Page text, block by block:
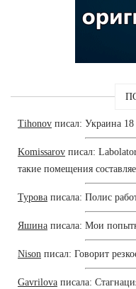
Tihonov писал: Украина
Komissarov писал:
такие помещения
Турова писала: Полис
Яшина писала: Мои
Nison писал: Говорит
Gavrilova писала: